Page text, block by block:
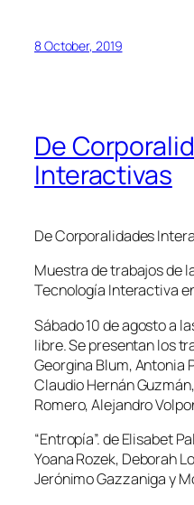
8 October, 2019
De
Interactivas
De Corporalidades
Muestra de trabajos de
Tecnología Interactiva
Sábado 10 de agosto a
libre. Se presentan los
Georgina Blum, Antonia
Claudio Hernán
Romero, Alejandro
“Entropía”. de Elisabet
Yoana Rozek, Deborah
Jerónimo Gazzaniga y